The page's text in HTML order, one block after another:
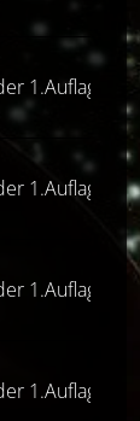
1.Auflage)
1.Auflage)
1.Auflage)
1.Auflage)